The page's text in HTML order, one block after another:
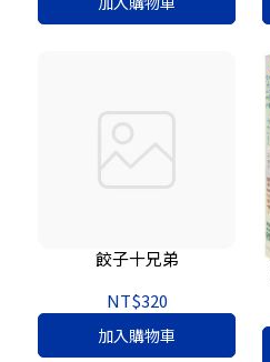
餃子十兄弟
NT$320
加入購物車